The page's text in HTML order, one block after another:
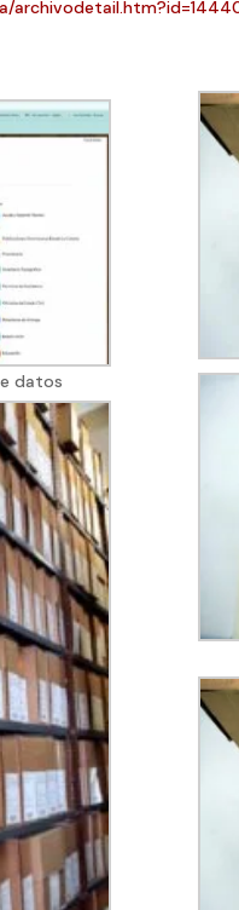
datos